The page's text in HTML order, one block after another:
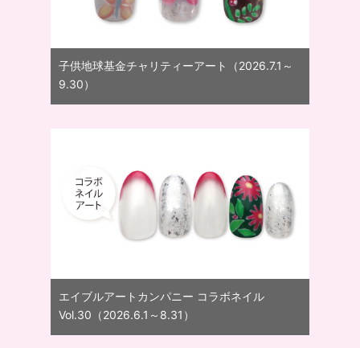
子供地球基金チャリティーアート（2026.7.1～
9.30）
エイブルアートカンパニー コラボネイル
Vol.30（2026.6.1～8.31）